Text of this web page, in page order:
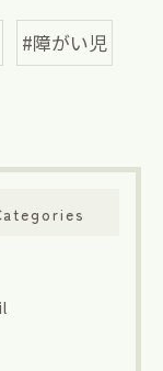
#障がい児